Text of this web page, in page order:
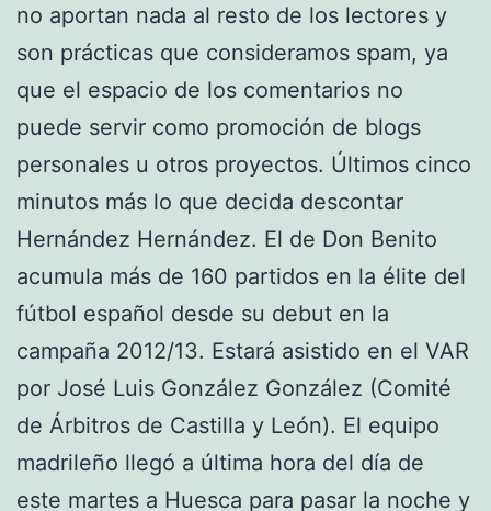
no aportan nada al resto de los lectores y
son prácticas que consideramos spam, ya
que el espacio de los comentarios no
puede servir como promoción de blogs
personales u otros proyectos. Últimos cinco
minutos más lo que decida descontar
Hernández Hernández. El de Don Benito
acumula más de 160 partidos en la élite del
fútbol español desde su debut en la
campaña 2012/13. Estará asistido en el VAR
por José Luis González González (Comité
de Árbitros de Castilla y León). El equipo
madrileño llegó a última hora del día de
este martes a Huesca para pasar la noche y